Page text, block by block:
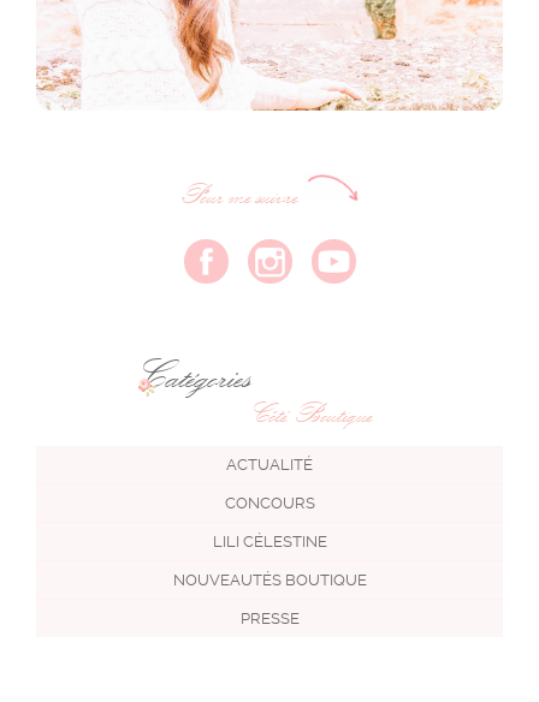
Pour me suivre
Catégories
Côté Boutique
ACTUALITÉ
CONCOURS
LILI CÉLESTINE
NOUVEAUTÉS BOUTIQUE
PRESSE